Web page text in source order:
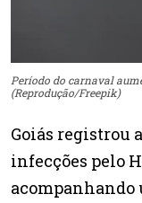
Período do carnaval
(Reprodução/Freepik)
Goiás registrou
infecções pelo
acompanhando